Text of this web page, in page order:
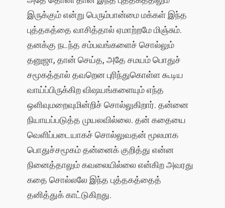
இருக்கும் என்று பெரும்பான்மை மக்கள் இந்த
புத்தகத்தை வாசித்தால் ஏமாற்றமே மிஞ்சும்.
தனக்கு நடந்த சம்பவங்களைச் சொல்லும்
தனுஜா, தான் செய்த, அதே சமயம் பொதுச்
சமூகத்தால் தவறென புரிந்துகொள்ள கூடிய
வாய்ப்பிருக்கிற விஷயங்களையும் எந்த
ஒளிவுமறைவுமின்றிச் சொல்லுகிறார். தன்னை
நியாயப்படுத்த முயலவில்லை. தன் கதையை
வெளிப்படையாகச் சொல்லுவதன் மூலமாக
பொதுச்சமூகம் தன்னைக் குறித்து என்ன
நினைத்தாலும் கவலையில்லை என்கிற அவரது
கதை சொல்லலே இந்த புத்தகத்தைத்
தனித்துக் காட்டுகிறது.